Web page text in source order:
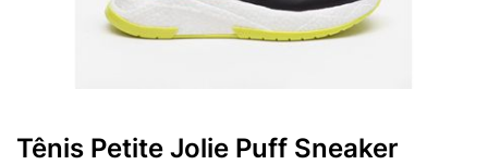
Tênis Petite Jolie Puff Sneaker